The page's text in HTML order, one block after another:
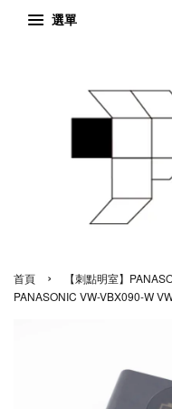
選單
首頁 ›
【刺點明室】
PANASONIC VW-VBX090-W